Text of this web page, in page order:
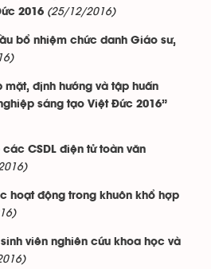
2016 (25/12/2016)
bổ nhiệm chức danh Giáo sư,
mặt, định hướng và tập huấn
sáng tạo Việt Đức 2016”
CSDL điện tử toàn văn
hoạt động trong khuôn khổ hợp
viên nghiên cứu khoa học và